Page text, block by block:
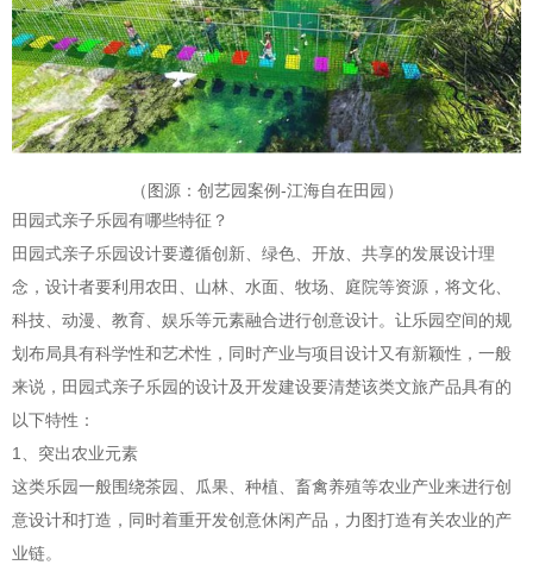
（图源：创艺园案例-江海自在田园）
田园式亲子乐园有哪些特征？
田园式亲子乐园设计要遵循创新、绿色、开放、共享的发展设计理
念，设计者要利用农田、山林、水面、牧场、庭院等资源，将文化、
科技、动漫、教育、娱乐等元素融合进行创意设计。让乐园空间的规
划布局具有科学性和艺术性，同时产业与项目设计又有新颖性，一般
来说，田园式亲子乐园的设计及开发建设要清楚该类文旅产品具有的
以下特性：
1、突出农业元素
这类乐园一般围绕茶园、瓜果、种植、畜禽养殖等农业产业来进行创
意设计和打造，同时着重开发创意休闲产品，力图打造有关农业的产
业链。